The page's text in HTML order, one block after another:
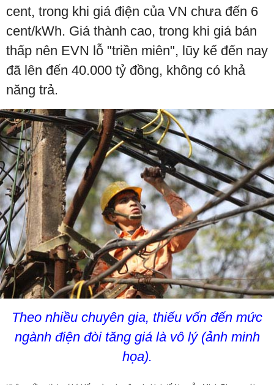
cent, trong khi giá điện của VN chưa đến 6
cent/kWh. Giá thành cao, trong khi giá bán
thấp nên EVN lỗ "triền miên", lũy kế đến nay
đã lên đến 40.000 tỷ đồng, không có khả
năng trả.
Theo nhiều chuyên gia, thiếu vốn đến mức
ngành điện đòi tăng giá là vô lý (ảnh minh
họa).